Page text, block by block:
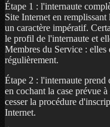
Étape 1 : l'internaute
Site Internet en remplissant
un caractère impératif.
le profil de l'internaute et
Membres du Service : elles
régulièrement.
Étape 2 : l'internaute prend
en cochant la case prévue
cesser la procédure
Internet.